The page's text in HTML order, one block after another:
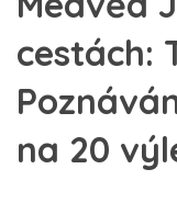
cestách:
na 20